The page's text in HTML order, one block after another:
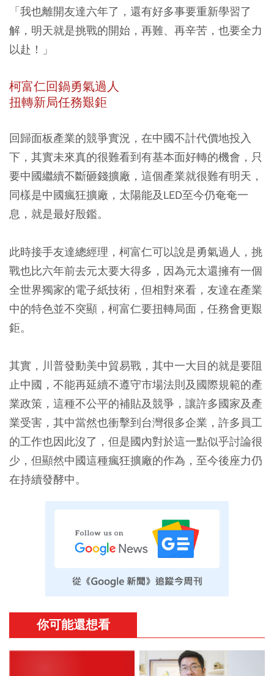
「我也離開友達六年了，還有好多事要重新學習了
解，明天就是挑戰的開始，再難、再辛苦，也要全力
以赴！」
柯富仁回鍋勇氣過人
扭轉新局任務艱鉅
回歸面板產業的競爭實況，在中國不計代價地投入
下，其實未來真的很難看到有基本面好轉的機會，只
要中國繼續不斷砸錢擴廠，這個產業就很難有明天，
同樣是中國瘋狂擴廠，太陽能及LED至今仍奄奄一
息，就是最好殷鑑。
此時接手友達總經理，柯富仁可以說是勇氣過人，挑
戰也比六年前去元太要大得多，因為元太還擁有一個
全世界獨家的電子紙技術，但相對來看，友達在產業
中的特色並不突顯，柯富仁要扭轉局面，任務會更艱
鉅。
其實，川普發動美中貿易戰，其中一大目的就是要阻
止中國，不能再延續不遵守市場法則及國際規範的產
業政策，這種不公平的補貼及競爭，讓許多國家及產
業受害，其中當然也衝擊到台灣很多企業，許多員工
的工作也因此沒了，但是國內對於這一點似乎討論很
少，但顯然中國這種瘋狂擴廠的作為，至今後座力仍
在持續發酵中。